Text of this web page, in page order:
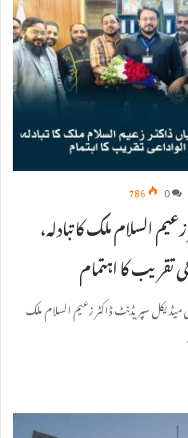
0
786
السلام ملک کا تبادلہ،
کا اہتمام
سپریڈنٹ ڈاکٹر زعیم السلام ملک